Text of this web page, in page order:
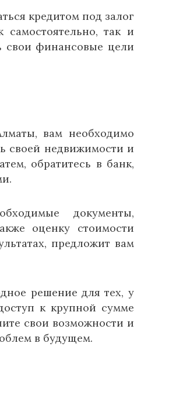
кредитом под залог
так и
свои финансовые цели
вам необходимо
своей недвижимости и
обратитесь в банк,
документы,
оценку стоимости
предложит вам
решение для тех, у
к крупной сумме
свои возможности и
в будущем.